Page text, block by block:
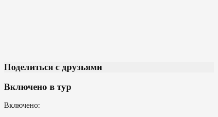
Поделиться с друзьями
Включено в тур
Включено: